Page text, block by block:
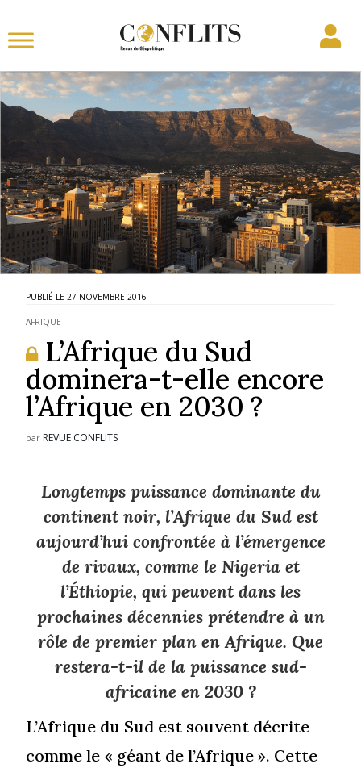
27 NOVEMBRE 2016
AFRIQUE
L’Afrique du Sud
dominera-t-elle encore
l’Afrique en 2030 ?
par REVUE CONFLITS
Longtemps puissance dominante du
continent noir, l’Afrique du Sud est
aujourd’hui confrontée à l’émergence
de rivaux, comme le Nigeria et
l’Éthiopie, qui peuvent dans les
prochaines décennies prétendre à un
rôle de premier plan en Afrique. Que
restera-t-il de la puissance sud-
africaine en 2030 ?
L’Afrique du Sud est souvent décrite
comme le « géant de l’Afrique ». Cette